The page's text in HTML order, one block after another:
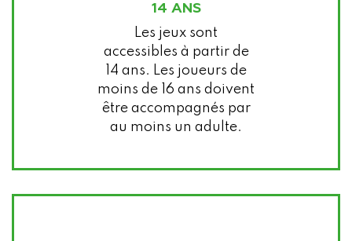
14 ANS
Les jeux sont
accessibles à partir de
14 ans. Les joueurs de
moins de 16 ans doivent
être accompagnés par
au moins un adulte.